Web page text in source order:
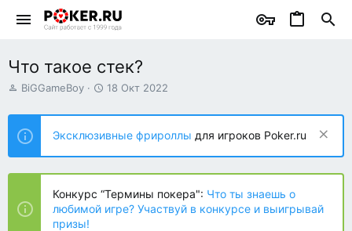
Что такое стек?
А
т
о
р
т
е
ы
BiGGameBoy
Д
т
н
а
ч
л
а
18 Окт 2022
Эксклюзивные фрироллы для игроков Poker.ru
Конкурс “Термины покера": Что ты знаешь о
любимой игре? Участвуй в конкурсе и выигрывай
призы!